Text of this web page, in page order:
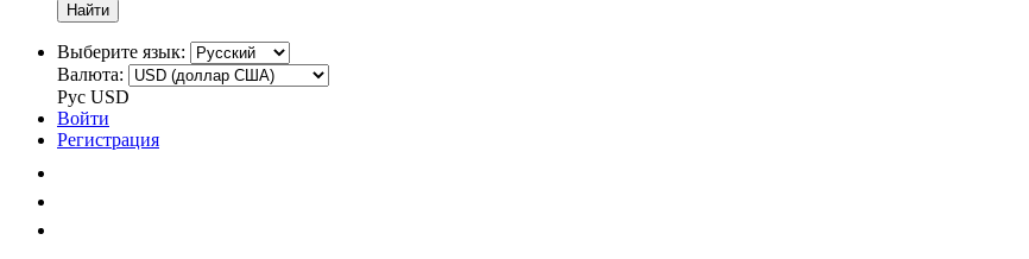
Найти
Выберите язык:
Валюта:
Рус USD
Войти
Регистрация